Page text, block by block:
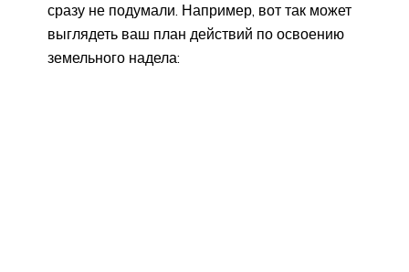
сразу не подумали. Например, вот так может
выглядеть ваш план действий по освоению
земельного надела: